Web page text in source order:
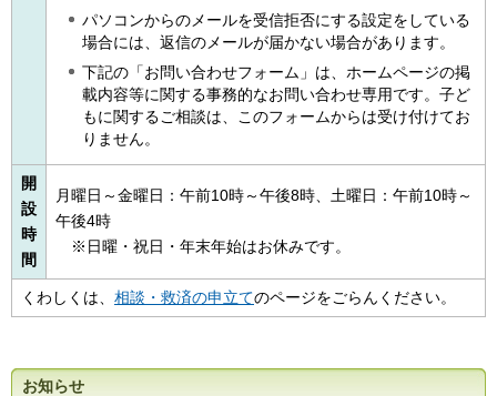
パソコンからのメールを受信拒否にする設定をしている
場合には、返信のメールが届かない場合があります。
下記の「お問い合わせフォーム」は、ホームページの掲
載内容等に関する事務的なお問い合わせ専用です。子ど
もに関するご相談は、このフォームからは受け付けてお
りません。
開
設
時
間
月曜日～金曜日：午前10時～午後8時、土曜日：午前10時～
午後4時
※日曜・祝日・年末年始はお休みです。
くわしくは、 相談・救済の申立てのページをごらんください。
お知らせ